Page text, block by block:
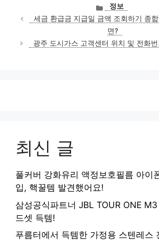
카
테
고
리
정보
세금 환급금 지급일 금액 조회하기 종
면?
광주 도시가스 고객센터 위치 및 전화
최신 글
풀커버 강화유리 액정보호필름 아이
입, 핵꿀템 발견했어요!
삼성공식파트너 JBL TOUR ONE
드셋 득템!
푸름터에서 득템한 가정용 스텐레스